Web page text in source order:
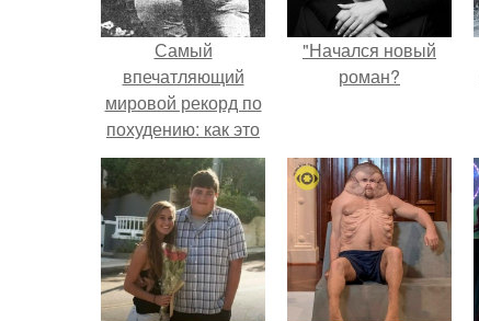
Самый
впечатляющий
мировой рекорд по
похудению: как это
было
"Начался новый
роман?